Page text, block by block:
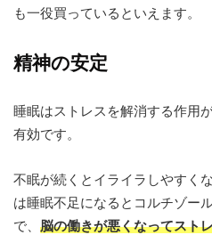
も一役買っているといえます。
精神の安定
睡眠はストレスを解消する作用
有効です。
不眠が続くとイライラしやすく
は睡眠不足になるとコルチゾー
で、 脳の働きが悪くなってスト